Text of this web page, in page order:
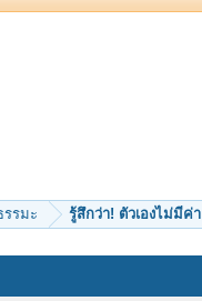
รมะ รู้สึกว่า! ตัวเองไม่มีค่า